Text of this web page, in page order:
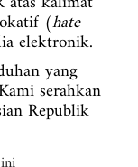
(hate
elektronik.
yang
serahkan
Republik